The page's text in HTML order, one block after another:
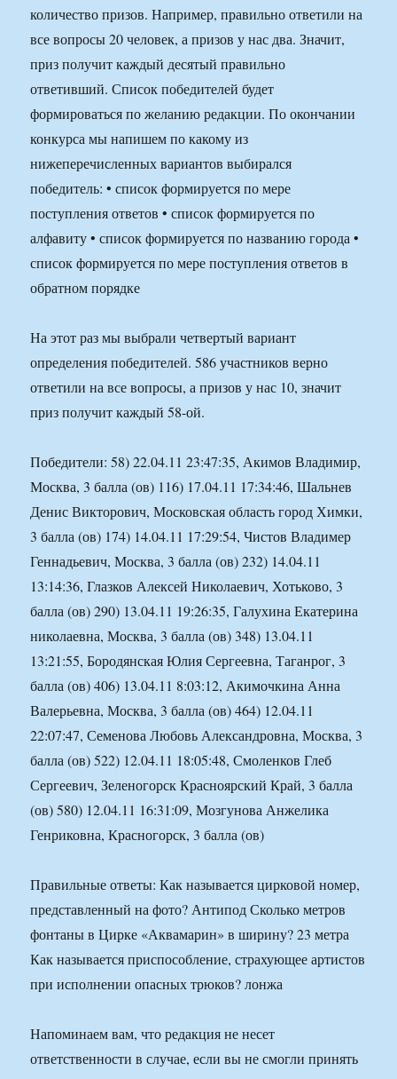
количество призов. Например, правильно ответили на
все вопросы 20 человек, а призов у нас два. Значит,
приз получит каждый десятый правильно
ответивший. Список победителей будет
формироваться по желанию редакции. По окончании
конкурса мы напишем по какому из
нижеперечисленных вариантов выбирался
победитель: • список формируется по мере
поступления ответов • список формируется по
алфавиту • список формируется по названию города •
список формируется по мере поступления ответов в
обратном порядке
На этот раз мы выбрали четвертый вариант
определения победителей. 586 участников верно
ответили на все вопросы, а призов у нас 10, значит
приз получит каждый 58-ой.
Победители: 58) 22.04.11 23:47:35, Акимов Владимир,
Москва, 3 балла (ов) 116) 17.04.11 17:34:46, Шальнев
Денис Викторович, Московская область город Химки,
3 балла (ов) 174) 14.04.11 17:29:54, Чистов Владимер
Геннадьевич, Москва, 3 балла (ов) 232) 14.04.11
13:14:36, Глазков Алексей Николаевич, Хотьково, 3
балла (ов) 290) 13.04.11 19:26:35, Галухина Екатерина
николаевна, Москва, 3 балла (ов) 348) 13.04.11
13:21:55, Бородянская Юлия Сергеевна, Таганрог, 3
балла (ов) 406) 13.04.11 8:03:12, Акимочкина Анна
Валерьевна, Москва, 3 балла (ов) 464) 12.04.11
22:07:47, Семенова Любовь Александровна, Москва, 3
балла (ов) 522) 12.04.11 18:05:48, Смоленков Глеб
Сергеевич, Зеленогорск Красноярский Край, 3 балла
(ов) 580) 12.04.11 16:31:09, Мозгунова Анжелика
Генриковна, Красногорск, 3 балла (ов)
Правильные ответы: Как называется цирковой номер,
представленный на фото? Антипод Сколько метров
фонтаны в Цирке «Аквамарин» в ширину? 23 метра
Как называется приспособление, страхующее артистов
при исполнении опасных трюков? лонжа
Напоминаем вам, что редакция не несет
ответственности в случае, если вы не смогли принять